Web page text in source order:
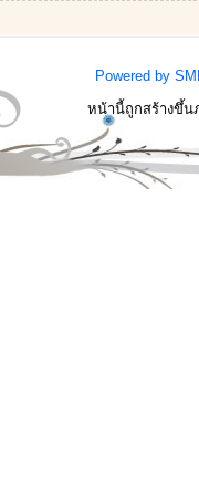
Powered by
หน้านี้ถูกสร้างขึ้น